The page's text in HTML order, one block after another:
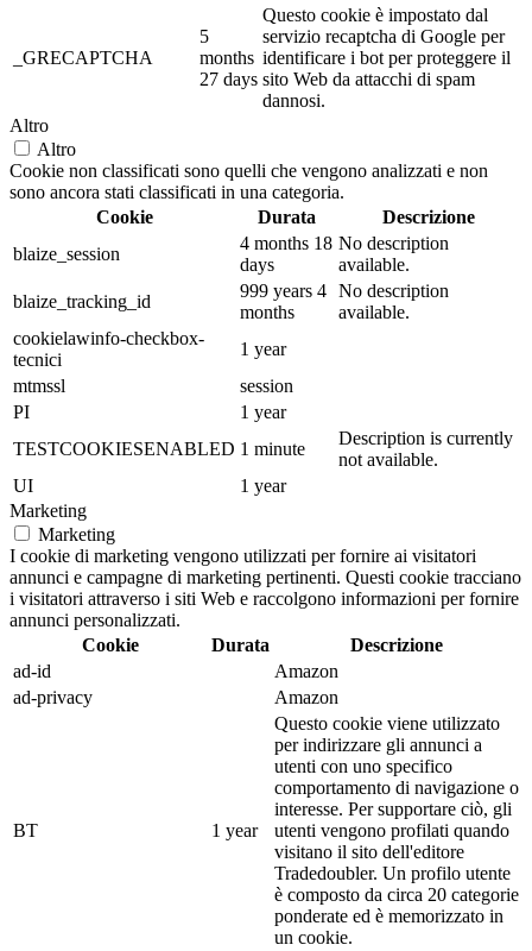
_GRECAPTCHA
5
months
27 days
Questo cookie è impostato dal
servizio recaptcha di Google per
identificare i bot per proteggere il
sito Web da attacchi di spam
dannosi.
Altro
Altro
Cookie non classificati sono quelli che vengono analizzati e non
sono ancora stati classificati in una categoria.
Cookie
Durata
Descrizione
blaize_session
4 months 18
days
No description
available.
blaize_tracking_id
999 years 4
months
No description
available.
cookielawinfo-checkbox-
tecnici
1 year
mtmssl
session
PI
1 year
TESTCOOKIESENABLED 1 minute
Description is currently
not available.
UI
1 year
Marketing
Marketing
I cookie di marketing vengono utilizzati per fornire ai visitatori
annunci e campagne di marketing pertinenti. Questi cookie tracciano
i visitatori attraverso i siti Web e raccolgono informazioni per fornire
annunci personalizzati.
Cookie
Durata
Descrizione
ad-id
Amazon
ad-privacy
Amazon
BT 1 year
Questo cookie viene utilizzato
per indirizzare gli annunci a
utenti con uno specifico
comportamento di navigazione o
interesse. Per supportare ciò, gli
utenti vengono profilati quando
visitano il sito dell'editore
Tradedoubler. Un profilo utente
è composto da circa 20 categorie
ponderate ed è memorizzato in
un cookie.